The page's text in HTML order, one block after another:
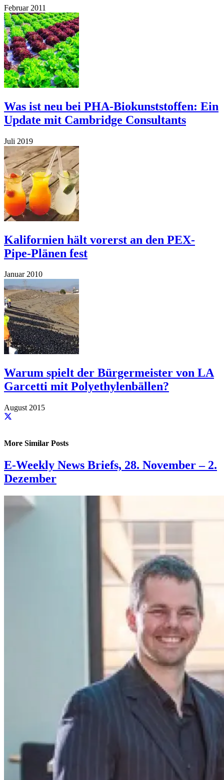
Februar 2011
Was ist neu bei PHA-Biokunststoffen: Ein
Update mit Cambridge Consultants
Juli 2019
Kalifornien hält vorerst an den PEX-
Pipe-Plänen fest
Januar 2010
Warum spielt der Bürgermeister von LA
Garcetti mit Polyethylenbällen?
August 2015
More Similar Posts
E-Weekly News Briefs, 28. November – 2.
Dezember